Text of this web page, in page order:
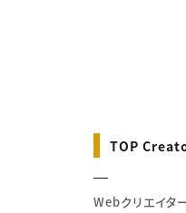
TOP
Webクリエイタ